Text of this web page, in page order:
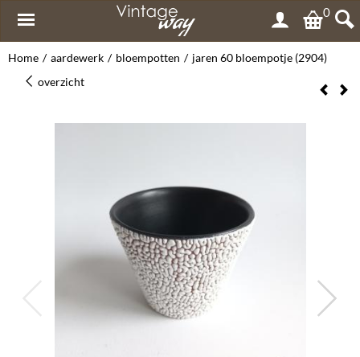
0
Home / aardewerk / bloempotten / jaren 60 bloempotje (2904)
overzicht